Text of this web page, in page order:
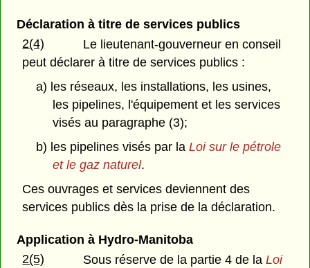
Déclaration à titre de services publics
2(4)
Le lieutenant-gouverneur en conseil
peut déclarer à titre de services publics :
a) les réseaux, les installations, les usines,
les pipelines, l'équipement et les services
visés au paragraphe (3);
b) les pipelines visés par la Loi sur le pétrole
et le gaz naturel.
Ces ouvrages et services deviennent des
services publics dès la prise de la déclaration.
Application à Hydro-Manitoba
2(5)
Sous réserve de la partie 4 de laLoi